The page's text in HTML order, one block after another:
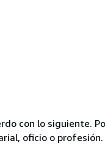
con lo siguiente.
oficio o profesión.